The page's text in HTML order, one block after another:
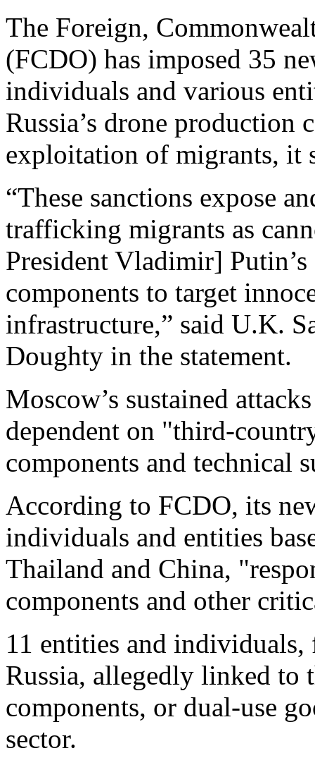
The Foreign,
(FCDO) has imposed 35
individuals and various
Russia’s drone production
exploitation of migrants, it
“These sanctions expose
trafficking migrants as
President Vladimir]
components to target
infrastructure,” said U.K.
Doughty in the statement.
Moscow’s sustained
dependent on "third-
components and technical
According to FCDO, its
individuals and entities
Thailand and China,
components and other
11 entities and
Russia, allegedly linked to
components, or dual-use
sector.